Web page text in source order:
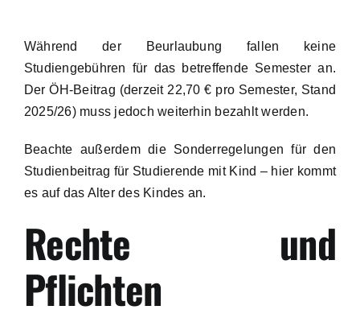
Während der Beurlaubung fallen keine
Studiengebühren für das betreffende Semester an.
Der ÖH-Beitrag (derzeit 22,70 € pro Semester, Stand
2025/26) muss jedoch weiterhin bezahlt werden.
Beachte außerdem die Sonderregelungen für den
Studienbeitrag für Studierende mit Kind – hier kommt
es auf das Alter des Kindes an.
Rechte und
Pflichten